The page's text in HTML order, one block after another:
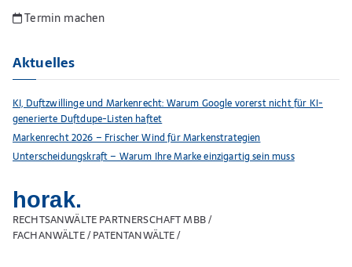
Termin machen
Aktuelles
KI, Duftzwillinge und Markenrecht: Warum Google vorerst nicht für KI-
generierte Duftdupe-Listen haftet
Markenrecht 2026 – Frischer Wind für Markenstrategien
Unterscheidungskraft – Warum Ihre Marke einzigartig sein muss
horak.
RECHTSANWÄLTE PARTNERSCHAFT MBB /
FACHANWÄLTE / PATENTANWÄLTE /